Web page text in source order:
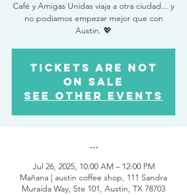
Café y Amigas Unidas viaja a otra ciudad... y
no podíamos empezar mejor que con
Austin. 💖
Tickets are not
on sale
See other events
...
Jul 26, 2025, 10:00 AM – 12:00 PM
Mañana | austin coffee shop, 111 Sandra
Muraida Way, Ste 101, Austin, TX 78703